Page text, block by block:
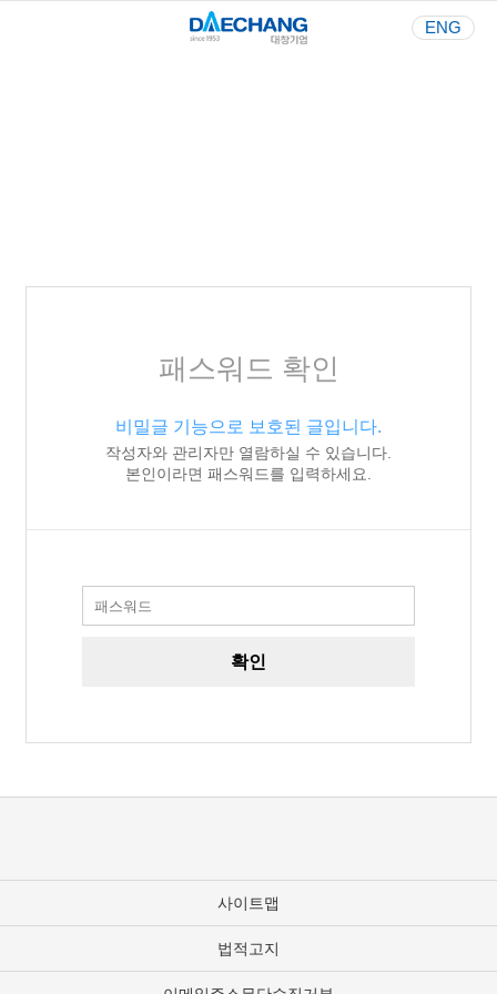
ENG
패스워드 확인
비밀글 기능으로 보호된 글입니다.
작성자와 관리자만 열람하실 수 있습니다.
본인이라면 패스워드를 입력하세요.
사이트맵
법적고지